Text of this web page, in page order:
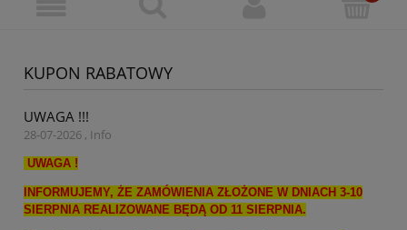
KUPON RABATOWY
UWAGA !!!
28-07-2026 , Info
UWAGA !
INFORMUJEMY, ŻE ZAMÓWIENIA ZŁOŻONE W DNIACH 3-10
SIERPNIA REALIZOWANE BĘDĄ OD 11 SIERPNIA.